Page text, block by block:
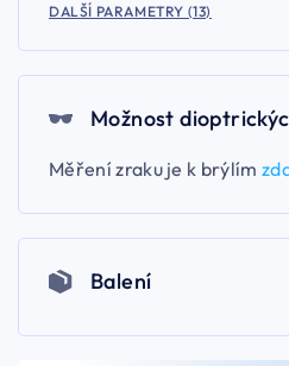
DALŠÍ PARAMETRY (13)
Možnost
Měření zraku je k brýlím
Balení